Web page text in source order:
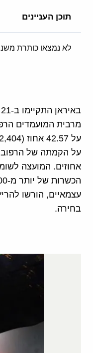
תוכן העניינים
לא נמצאו כותרת
מרבית המועמדים
אחוזים. המועצה
בחירה.